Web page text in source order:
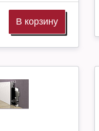
В корзину